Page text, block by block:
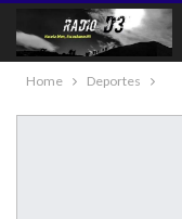
Home Deportes